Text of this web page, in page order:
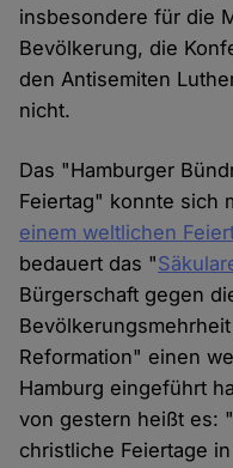
insbesondere für die
Bevölkerung, die
den Antisemiten
nicht.
Das "Hamburger
Feiertag" konnte sich
einem weltlichen
bedauert das "
Bürgerschaft gegen
Reformation" einen
Hamburg eingeführt
von gestern heißt es:
christliche Feiertage